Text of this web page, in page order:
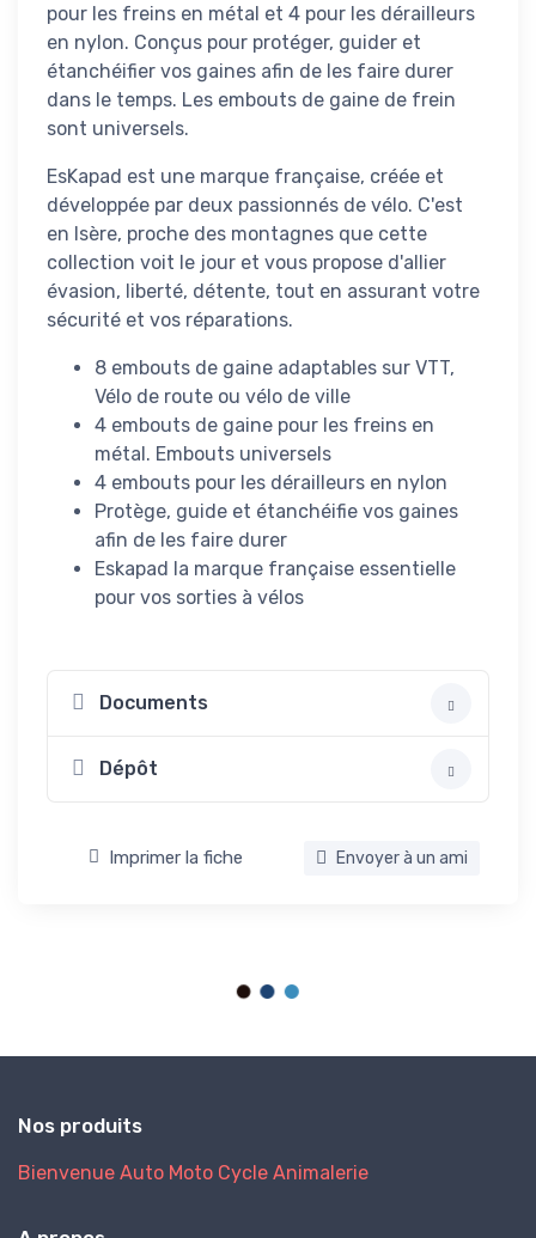
pour les freins en métal et 4 pour les dérailleurs
en nylon. Conçus pour protéger, guider et
étanchéifier vos gaines afin de les faire durer
dans le temps. Les embouts de gaine de frein
sont universels.
EsKapad est une marque française, créée et
développée par deux passionnés de vélo. C'est
en Isère, proche des montagnes que cette
collection voit le jour et vous propose d'allier
évasion, liberté, détente, tout en assurant votre
sécurité et vos réparations.
8 embouts de gaine adaptables sur VTT,
Vélo de route ou vélo de ville
4 embouts de gaine pour les freins en
métal. Embouts universels
4 embouts pour les dérailleurs en nylon
Protège, guide et étanchéifie vos gaines
afin de les faire durer
Eskapad la marque française essentielle
pour vos sorties à vélos
Documents
Dépôt
Imprimer la fiche Envoyer à un ami
Nos produits
Bienvenue Auto Moto Cycle Animalerie